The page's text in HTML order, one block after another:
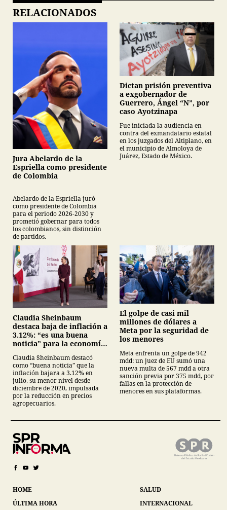
RELACIONADOS
Jura Abelardo de la
Espriella como presidente
de Colombia
Abelardo de la Espriella juró
como presidente de Colombia
para el periodo 2026-2030 y
prometió gobernar para todos
los colombianos, sin distinción
de partidos.
Dictan prisión preventiva
a exgobernador de
Guerrero, Ángel “N”, por
caso Ayotzinapa
Fue iniciada la audiencia en
contra del exmandatario estatal
en los juzgados del Altiplano, en
el municipio de Almoloya de
Juárez, Estado de México.
Claudia Sheinbaum
destaca baja de inflación a
3.12%: “es una buena
noticia” para la economía
Claudia Sheinbaum destacó
como “buena noticia” que la
inflación bajara a 3.12% en
julio, su menor nivel desde
diciembre de 2020, impulsada
por la reducción en precios
agropecuarios.
El golpe de casi mil
millones de dólares a
Meta por la seguridad de
los menores
Meta enfrenta un golpe de 942
mdd: un juez de EU sumó una
nueva multa de 567 mdd a otra
sanción previa por 375 mdd, por
fallas en la protección de
menores en sus plataformas.
HOME
ÚLTIMA HORA
SALUD
INTERNACIONAL